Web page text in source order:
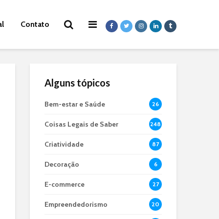
Contato
Alguns tópicos
Bem-estar e Saúde 26
Coisas Legais de Saber 248
Criatividade 87
Decoração 6
E-commerce 27
Empreendedorismo 20